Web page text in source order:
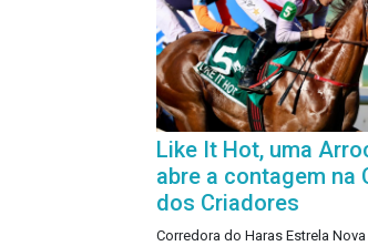
Like It Hot, uma
abre a contagem na
dos Criadores
Corredora do Haras Estrela Nova